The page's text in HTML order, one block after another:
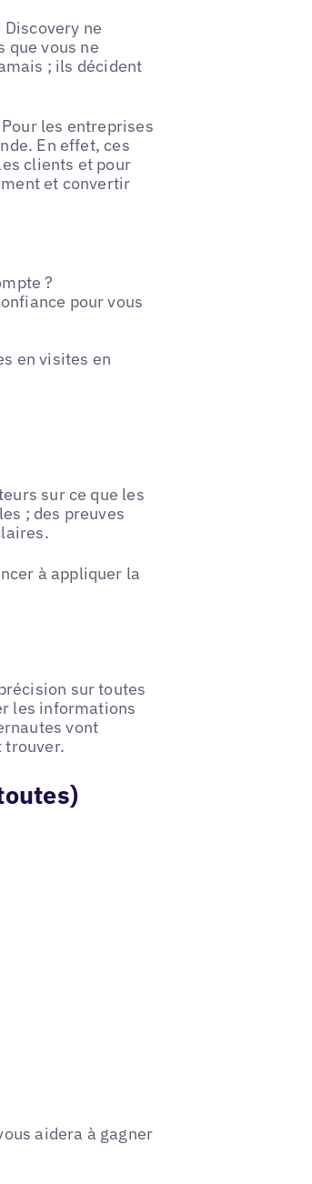
Discovery ne
que vous ne
; ils décident
les entreprises
En effet, ces
clients et pour
et convertir
?
pour vous
en visites en
sur ce que les
; des preuves
à appliquer la
sur toutes
les informations
vont
trouver.
aidera à gagner